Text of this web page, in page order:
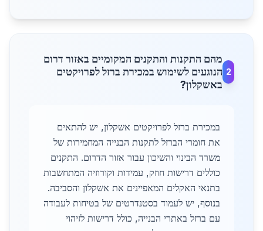
2
מהם התקנות והתקנים המקומיים באזור דרום
הנוגעים לשימוש במכירת ברזל לפרויקטים
באשקלון?
במכירת ברזל לפרויקטים אשקלון, יש להתאים
את חומרי הברזל לתקנות הבנייה המחמירות של
משרד הבינוי והשיכון עבור אזור הדרום. התקנים
כוללים דרישות חוזק, עמידות וקורוזיה המתחשבות
בתנאי האקלים המאפיינים את אשקלון והסביבה.
בנוסף, יש לעמוד בסטנדרטים של בטיחות לעבודה
עם ברזל באתרי הבנייה, כולל דרישות לזיהוי